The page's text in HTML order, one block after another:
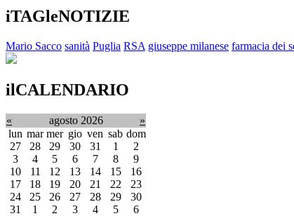
iTAGleNOTIZIE
Mario Sacco sanità Puglia RSA giuseppe milanese farmacia dei
ilCALENDARIO
« agosto 2026
»
lun mar mer gio ven sab dom
27
28 29 30 31 1
2
3
4 5 6 7 8
9
10
11 12 13 14 15
16
17
18 19 20 21 22
23
24
25 26 27 28 29
30
31
1 2 3 4 5 6